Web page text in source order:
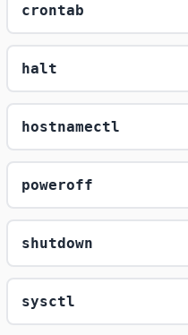
crontab
halt
hostnamectl
poweroff
shutdown
sysctl